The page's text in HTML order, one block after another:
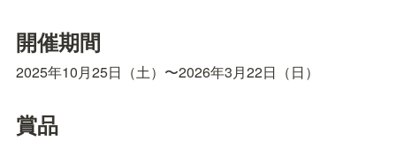
開催期間
2025年10月25日（土）〜2026年3月22日（日）
賞品